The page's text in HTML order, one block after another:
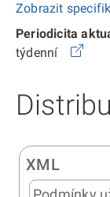
Zobrazit
Periodicita
týdenní
XML